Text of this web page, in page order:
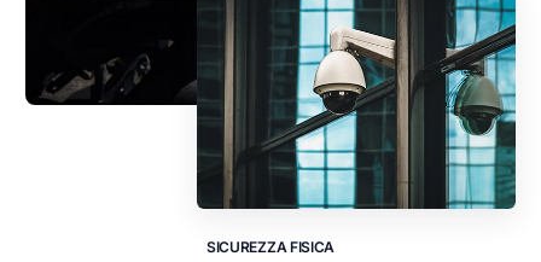
SICUREZZAFISICA